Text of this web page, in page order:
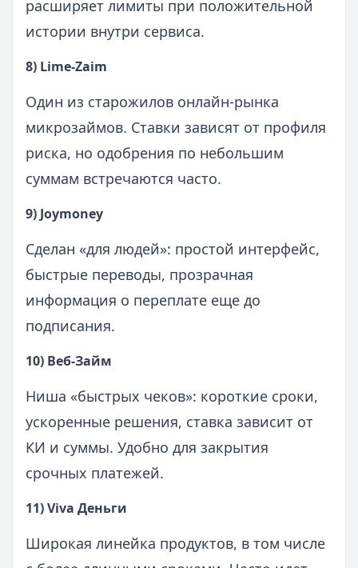
расширяет лимиты при положительной
истории внутри сервиса.
8) Lime‑Zaim
Один из старожилов онлайн‑рынка
микрозаймов. Ставки зависят от профиля
риска, но одобрения по небольшим
суммам встречаются часто.
9) Joymoney
Сделан «для людей»: простой интерфейс,
быстрые переводы, прозрачная
информация о переплате еще до
подписания.
10) Веб‑Займ
Ниша «быстрых чеков»: короткие сроки,
ускоренные решения, ставка зависит от
КИ и суммы. Удобно для закрытия
срочных платежей.
11) Viva Деньги
Широкая линейка продуктов, в том числе